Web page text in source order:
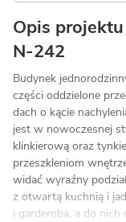
Opis
N-242
Budynek
części oddzielone
dach o kącie
jest w nowoczesnej
klinkierową oraz
przeszkleniom
widać wyraźny
z otwartą kuchnią i
i garderoba, a do